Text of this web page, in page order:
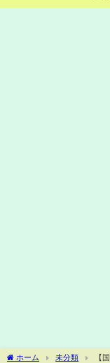
ホーム 未分類 【